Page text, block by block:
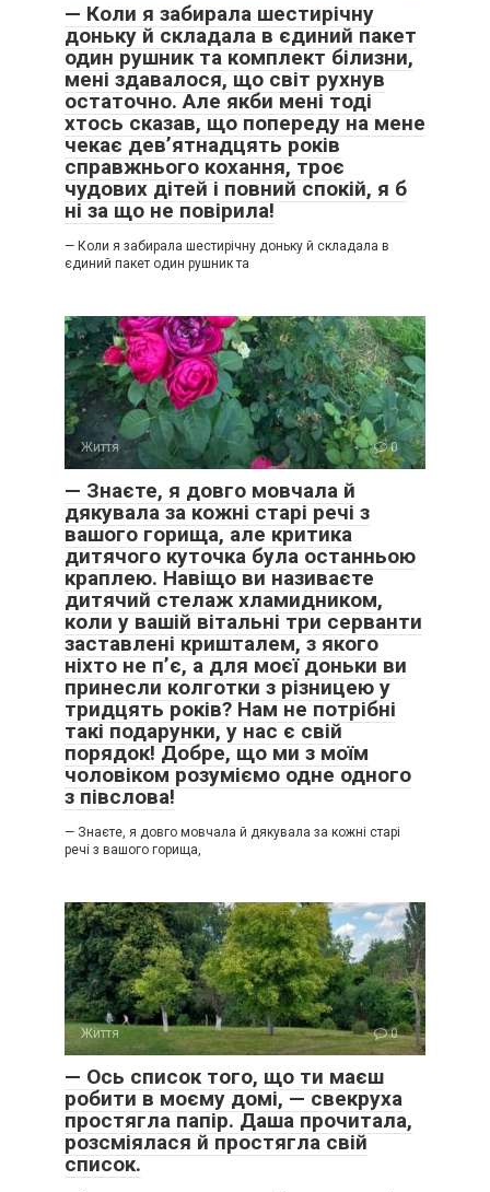
— Коли я забирала шестирічну
доньку й складала в єдиний пакет
один рушник та комплект білизни,
мені здавалося, що світ рухнув
остаточно. Але якби мені тоді
хтось сказав, що попереду на мене
чекає дев’ятнадцять років
справжнього кохання, троє
чудових дітей і повний спокій, я б
ні за що не повірила!
— Коли я забирала шестирічну доньку й складала в
єдиний пакет один рушник та
Життя 0
— Знаєте, я довго мовчала й
дякувала за кожні старі речі з
вашого горища, але критика
дитячого куточка була останньою
краплею. Навіщо ви називаєте
дитячий стелаж хламидником,
коли у вашій вітальні три серванти
заставлені кришталем, з якого
ніхто не п’є, а для моєї доньки ви
принесли колготки з різницею у
тридцять років? Нам не потрібні
такі подарунки, у нас є свій
порядок! Добре, що ми з моїм
чоловіком розуміємо одне одного
з півслова!
— Знаєте, я довго мовчала й дякувала за кожні старі
речі з вашого горища,
Життя 0
— Ось список того, що ти маєш
робити в моєму домі, — свекруха
простягла папір. Даша прочитала,
розсміялася й простягла свій
список.